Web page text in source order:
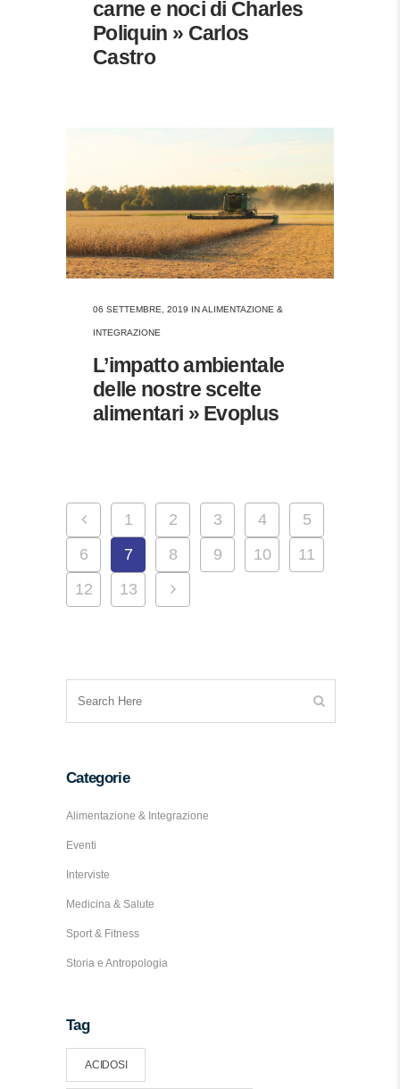
carne e noci di Charles
Poliquin » Carlos
Castro
06 SETTEMBRE, 2019 IN ALIMENTAZIONE &
INTEGRAZIONE
L’impatto ambientale
delle nostre scelte
alimentari » Evoplus
1 2 3 4
5
6
7 8 9 10
11
12
13
Categorie
Alimentazione & Integrazione
Eventi
Interviste
Medicina & Salute
Sport & Fitness
Storia e Antropologia
Tag
ACIDOSI